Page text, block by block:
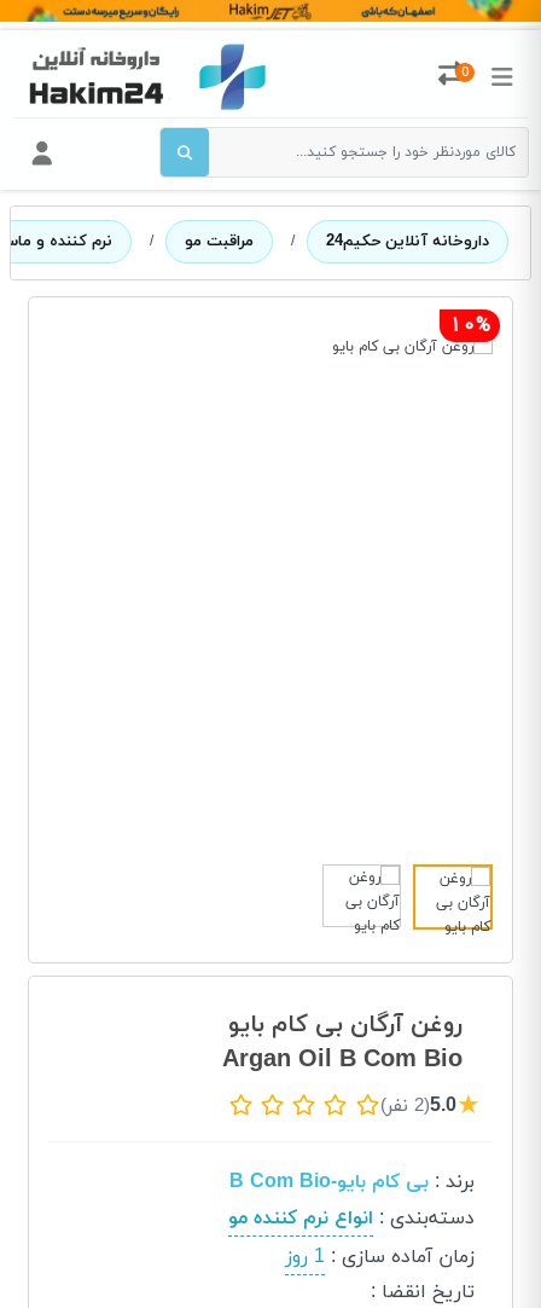
0
داروخانه آنلاین حکیم24 / مراقبت مو / نرم کننده و
10%
روغن آرگان بی کام بایو
Argan Oil B Com Bio
★
5.0(2 نفر)
برند :بی کام بایو-B Com Bio
دسته‌بندی : انواع نرم کننده مو
زمان آماده سازی :1 روز
تاریخ انقضا :